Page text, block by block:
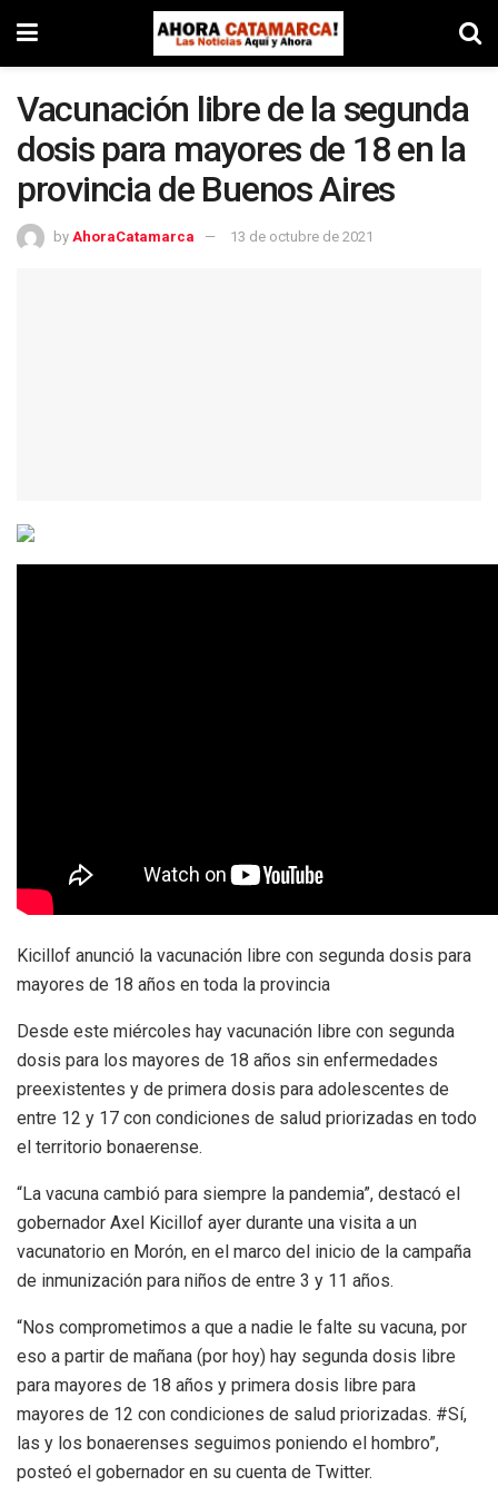
Vacunación libre de la segunda
dosis para mayores de 18 en la
provincia de Buenos Aires
by AhoraCatamarca 13 de octubre de 2021
Kicillof anunció la vacunación libre con segunda dosis para
mayores de 18 años en toda la provincia
Desde este miércoles hay vacunación libre con segunda
dosis para los mayores de 18 años sin enfermedades
preexistentes y de primera dosis para adolescentes de
entre 12 y 17 con condiciones de salud priorizadas en todo
el territorio bonaerense.
“La vacuna cambió para siempre la pandemia”, destacó el
gobernador Axel Kicillof ayer durante una visita a un
vacunatorio en Morón, en el marco del inicio de la campaña
de inmunización para niños de entre 3 y 11 años.
“Nos comprometimos a que a nadie le falte su vacuna, por
eso a partir de mañana (por hoy) hay segunda dosis libre
para mayores de 18 años y primera dosis libre para
mayores de 12 con condiciones de salud priorizadas. #Sí,
las y los bonaerenses seguimos poniendo el hombro”,
posteó el gobernador en su cuenta de Twitter.